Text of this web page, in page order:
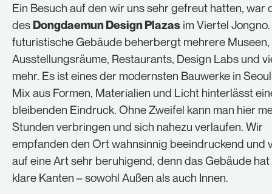
Ein Besuch auf den wir uns sehr gefreut hatten, war
des Dongdaemun Design Plazas im Viertel
futuristische Gebäude beherbergt mehrere Museen,
Ausstellungsräume, Restaurants, Design Labs und
mehr. Es ist eines der modernsten Bauwerke in
Mix aus Formen, Materialien und Licht hinterlässt
bleibenden Eindruck. Ohne Zweifel kann man hier
Stunden verbringen und sich nahezu verlaufen. Wir
empfanden den Ort wahnsinnig beeindruckend und
auf eine Art sehr beruhigend, denn das Gebäude hat
klare Kanten – sowohl Außen als auch Innen.